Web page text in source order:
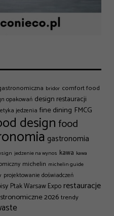
bridor comfort food
opakowań design restauracji
jedzenia fine dining FMCG
designfood
gastronomia
jedzenie na wynos kawa kawa
michelin michelin guide
projektowanie doświadczeń
Ptak Warsaw Exporestauracje
2026trendy